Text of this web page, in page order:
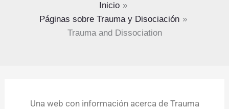
Inicio
Páginas sobre Trauma y Disociación
Trauma and Dissociation
Una web con información acerca de Trauma